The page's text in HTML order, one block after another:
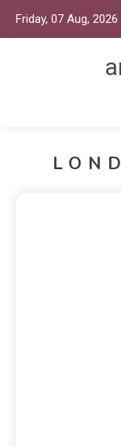
Friday, 07 Aug, 2026